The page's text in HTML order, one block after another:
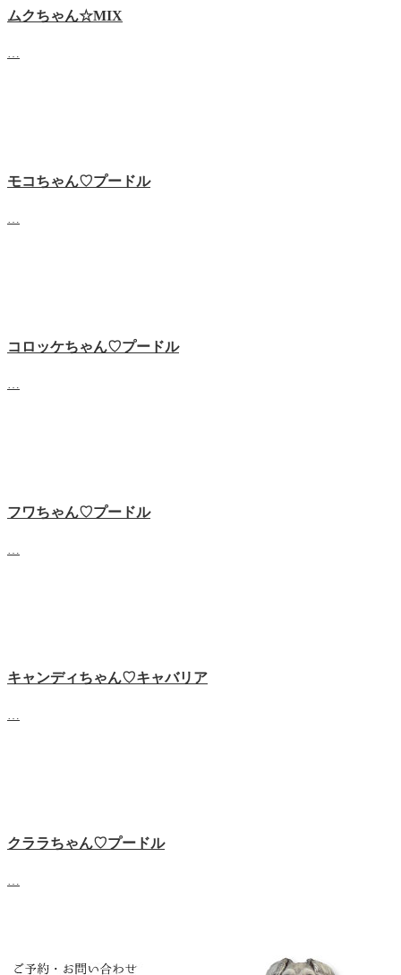
ムクちゃん☆MIX
モコちゃん♡プードル
コロッケちゃん♡プードル
フワちゃん♡プードル
キャンディちゃん♡キャバリア
クララちゃん♡プードル